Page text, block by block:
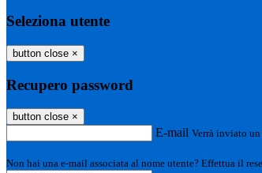
Seleziona utente
button close ×
Recupero password
button close ×
E-mail Verrà inviato
Non hai una e-mail associata al nome utente? Effettua il